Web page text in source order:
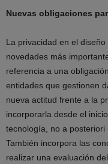
Nuevas obligaciones
La privacidad en el
novedades más
referencia a una
entidades que gestionen
nueva actitud frente a la
incorporarla desde el
tecnología, no a posteriori
También incorpora las
realizar una evaluación